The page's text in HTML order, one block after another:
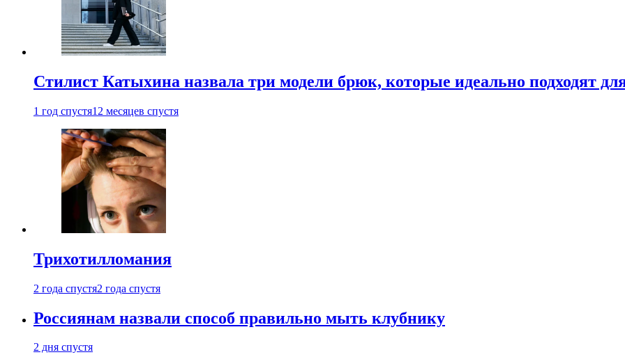
Стилист Катыхина назвала три модели брюк, которые идеально подходят
1 год спустя12 месяцев спустя
Трихотилломания
2 года спустя2 года спустя
Россиянам назвали способ правильно мыть клубнику
2 дня спустя